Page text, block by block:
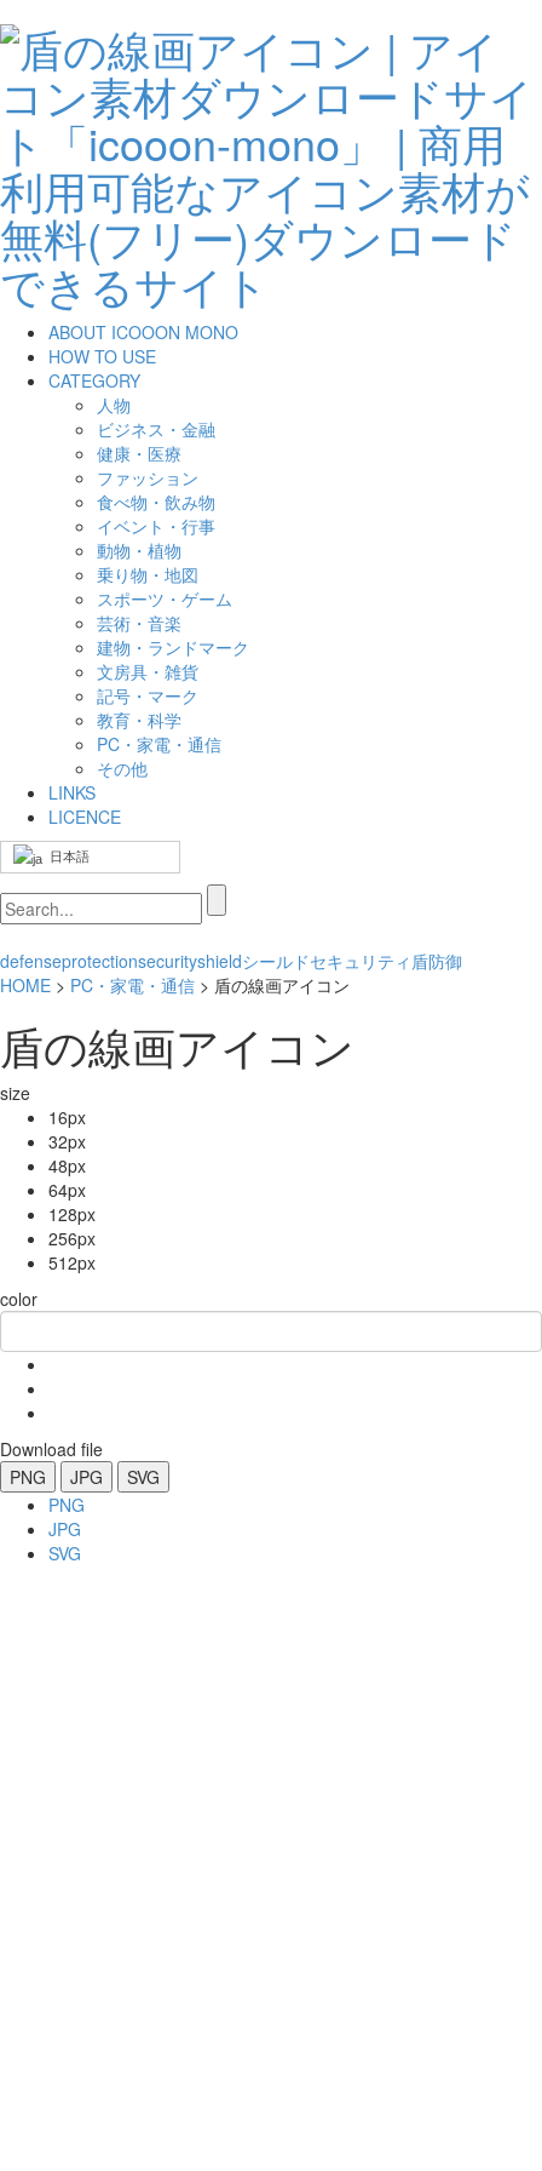
ABOUT ICOOON MONO
HOW TO USE
CATEGORY
人物
ビジネス・金融
健康・医療
ファッション
食べ物・飲み物
イベント・行事
動物・植物
乗り物・地図
スポーツ・ゲーム
芸術・音楽
建物・ランドマーク
文房具・雑貨
記号・マーク
教育・科学
PC・家電・通信
その他
LINKS
LICENCE
日本語
defenseprotectionsecurityshieldシールドセキュリティ 盾防御
HOME > PC・家電・通信 > 盾の線画アイコン
盾の線画アイコン
size
16px
32px
48px
64px
128px
256px
512px
color
Download file
PNG
JPG
SVG
PNG
JPG
SVG